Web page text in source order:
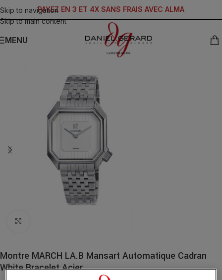
Skip to navigation
Skip to main content
PAYEZ EN 3 ET 4X SANS FRAIS AVEC ALMA
MENU
Montre MARCH LA.B Mansart Automatique Cadran
White Bracelet Acier